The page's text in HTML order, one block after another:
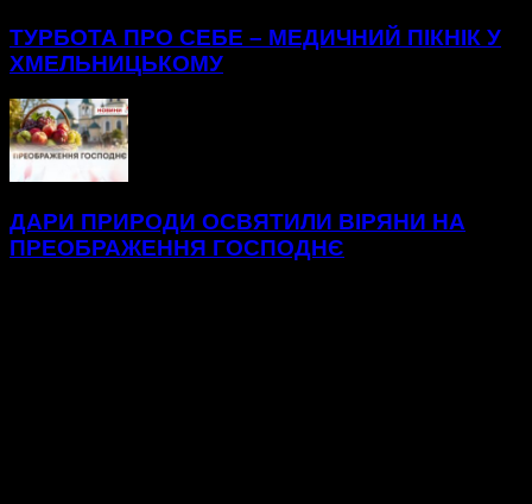
ТУРБОТА ПРО СЕБЕ – МЕДИЧНИЙ ПІКНІК У
ХМЕЛЬНИЦЬКОМУ
ДАРИ ПРИРОДИ ОСВЯТИЛИ ВІРЯНИ НА
ПРЕОБРАЖЕННЯ ГОСПОДНЄ